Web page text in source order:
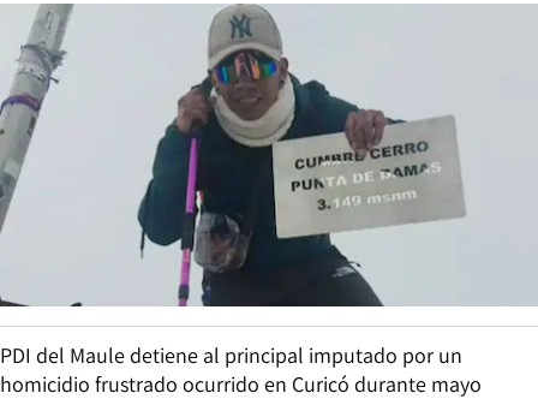
PDI del Maule detiene al principal imputado por un
homicidio frustrado ocurrido en Curicó durante mayo